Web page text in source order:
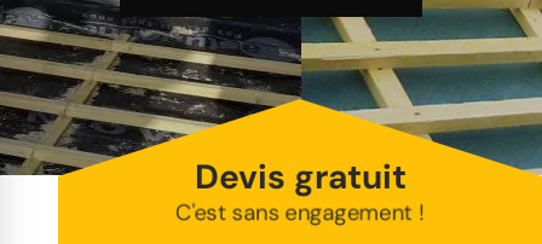
Devis gratuit
C'est sans engagement !